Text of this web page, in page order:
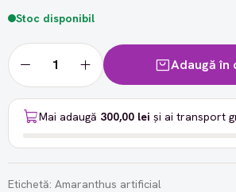
Stoc disponibil
Adaugă în
Mai adaugă 300,00 lei și ai transport
Etichetă: Amaranthus artificial